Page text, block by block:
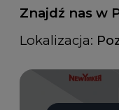
Znajdź nas w
Lokalizacja: